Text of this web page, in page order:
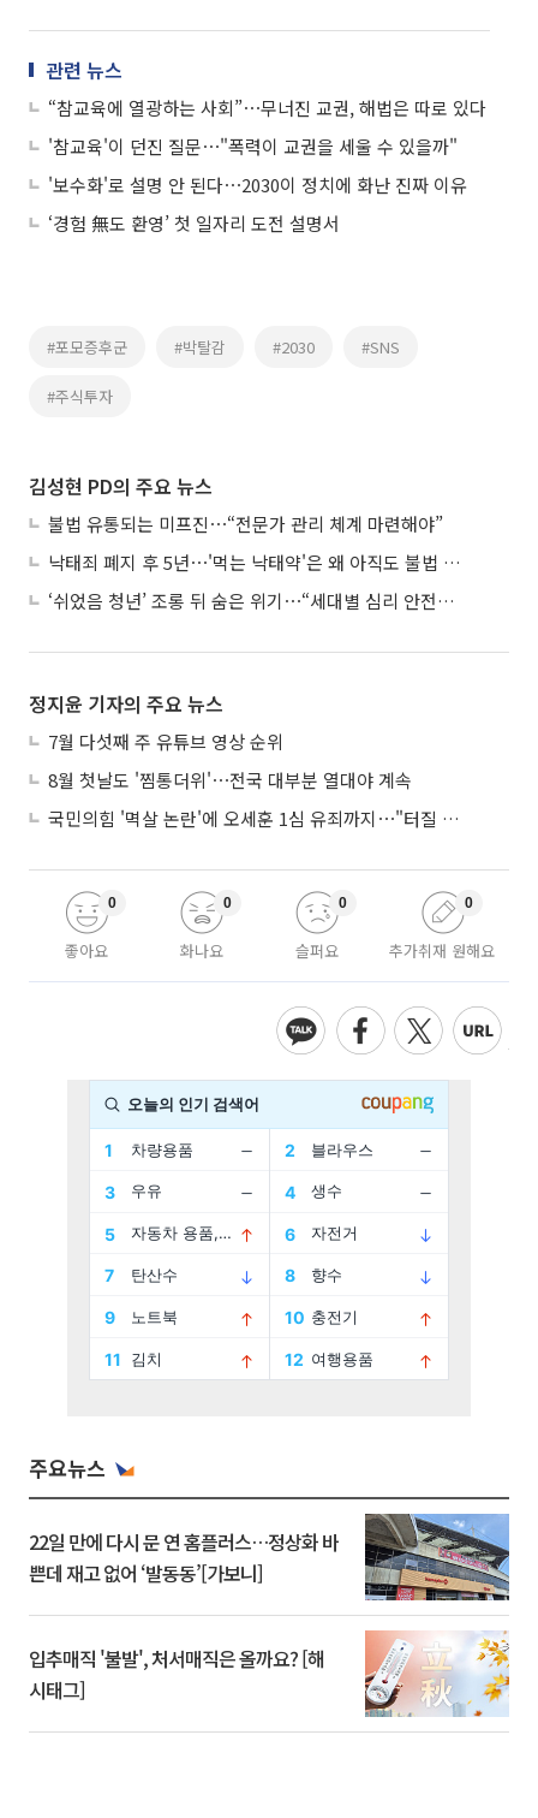
관련 뉴스
“참교육에 열광하는 사회”⋯무너진 교권, 해법은 따로 있다
'참교육'이 던진 질문⋯"폭력이 교권을 세울 수 있을까"
'보수화'로 설명 안 된다⋯2030이 정치에 화난 진짜 이유
‘경험 無도 환영’ 첫 일자리 도전 설명서
#포모증후군 #박탈감 #2030 #SNS
#주식투자
김성현 PD의 주요 뉴스
불법 유통되는 미프진⋯“전문가 관리 체계 마련해야”
낙태죄 폐지 후 5년⋯'먹는 낙태약'은 왜 아직도 불법 유통되나
‘쉬었음 청년’ 조롱 뒤 숨은 위기⋯“세대별 심리 안전망 시급”
정지윤 기자의 주요 뉴스
7월 다섯째 주 유튜브 영상 순위
8월 첫날도 '찜통더위'⋯전국 대부분 열대야 계속
국민의힘 '멱살 논란'에 오세훈 1심 유죄까지⋯"터질 게 터졌다"
좋아요
0
화나요
0
슬퍼요
0
추가취재 원해요
0
주요뉴스
22일 만에 다시 문 연 홈플러스…정상화 바
쁜데 재고 없어 ‘발동동’[가보니]
입추매직 '불발', 처서매직은 올까요? [해
시태그]